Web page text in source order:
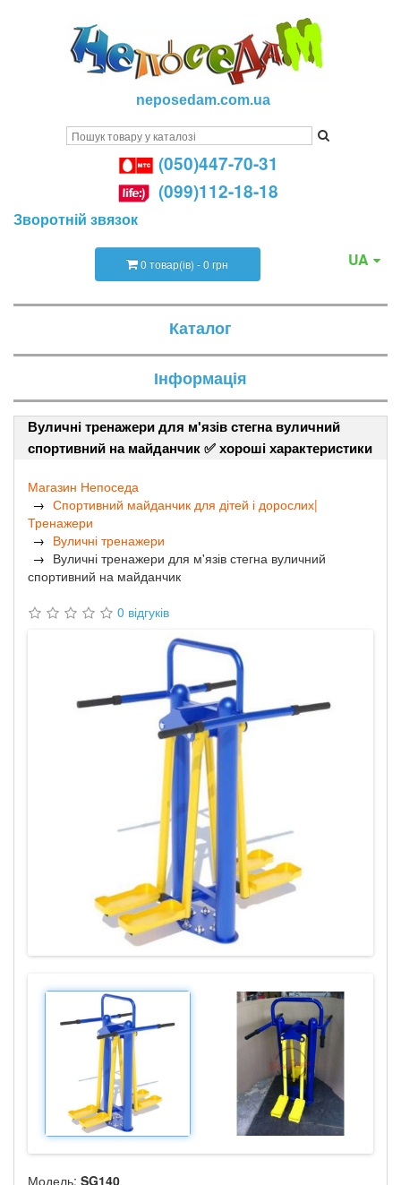
neposedam.com.ua
(050)447-70-31
(099)112-18-18
Зворотній звязок
UA
0 товар(ів) - 0 грн
Каталог
Інформація
Вуличні тренажери для м'язів стегна вуличний
спортивний на майданчик ✅ хороші характеристики
Магазин Непоседа
Спортивний майданчик для дітей і дорослих|
Тренажери
Вуличні тренажери
Вуличні тренажери для м'язів стегна вуличний
спортивний на майданчик
0 відгуків
Модель: SG140